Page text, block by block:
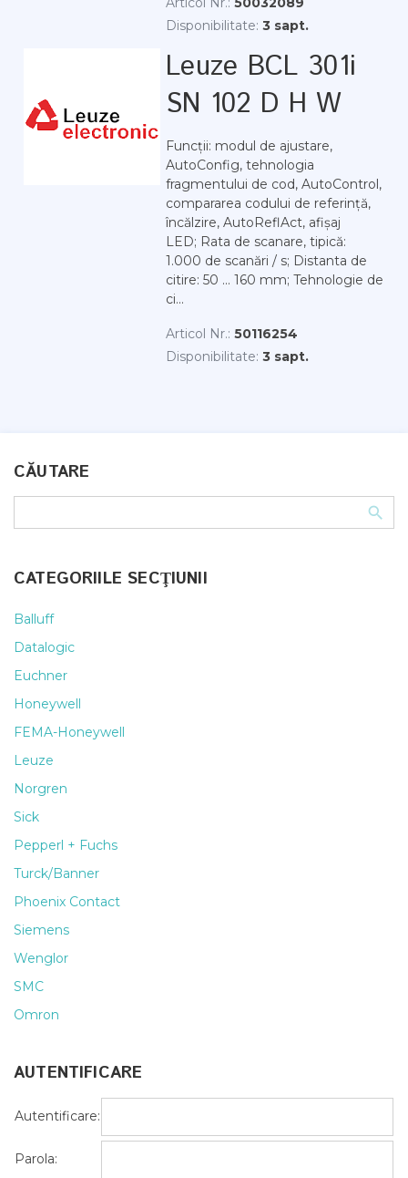
Disponibilitate: 3 sapt.
Leuze BCL 301i
SN 102 D H W
Funcții: modul de ajustare,
AutoConfig, tehnologia
fragmentului de cod, AutoControl,
compararea codului de referință,
încălzire, AutoReflAct, afișaj
LED; Rata de scanare, tipică:
1.000 de scanări / s; Distanta de
citire: 50 ... 160 mm; Tehnologie de
ci...
Articol Nr.: 50116254
Disponibilitate: 3 sapt.
CĂUTARE
CATEGORIILE SECŢIUNII
Balluff
Datalogic
Euchner
Honeywell
FEMA-Honeywell
Leuze
Norgren
Sick
Pepperl + Fuchs
Turck/Banner
Phoenix Contact
Siemens
Wenglor
SMC
Omron
AUTENTIFICARE
Autentificare:
Parola: